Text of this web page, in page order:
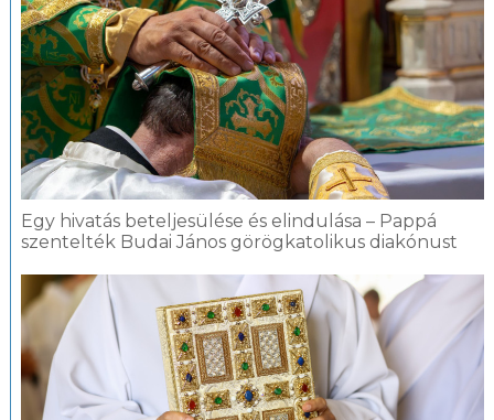
Egy hivatás beteljesülése és elindulása – Pappá
szentelték Budai János görögkatolikus diakónust